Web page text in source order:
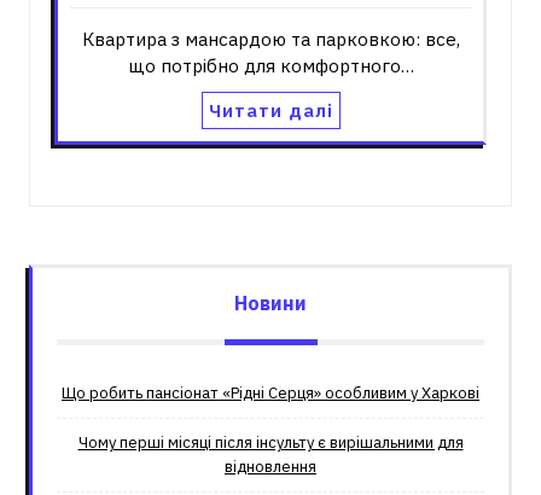
Квартира з мансардою та парковкою: все,
що потрібно для комфортного…
Читати далі
Новини
Що робить пансіонат «Рідні Серця» особливим у Харкові
Чому перші місяці після інсульту є вирішальними для
відновлення